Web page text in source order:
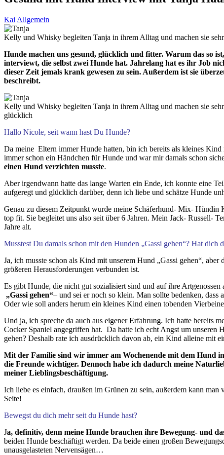
Kai Allgemein
Kelly und Whisky begleiten Tanja in ihrem Alltag und machen sie
Hunde machen uns gesund, glücklich und fitter. Warum das so
interviewt, die selbst zwei Hunde hat. Jahrelang hat es ihr Job
dieser Zeit jemals krank gewesen zu sein. Außerdem ist sie
beschreibt.
Kelly und Whisky begleiten Tanja in ihrem Alltag und machen sie sehr
glücklich
Hallo Nicole, seit wann hast Du Hunde?
Da meine Eltern immer Hunde hatten, bin ich bereits als kleines
immer schon ein Händchen für Hunde und war mir damals schon
einen Hund verzichten musste.
Aber irgendwann hatte das lange Warten ein Ende, ich konnte eine
aufgeregt und glücklich darüber, denn ich liebe und schätze Hunde
Genau zu diesem Zeitpunkt wurde meine Schäferhund- Mix- Hündin
top fit. Sie begleitet uns also seit über 6 Jahren. Mein Jack- Russell-
Jahre alt.
Musstest Du damals schon mit den Hunden „Gassi gehen“? Hat dich
Ja, ich musste schon als Kind mit unserem Hund „Gassi gehen“,
größeren Herausforderungen verbunden ist.
Es gibt Hunde, die nicht gut sozialisiert sind und auf ihre Artgenossen
„Gassi gehen“– und sei er noch so klein. Man sollte bedenken,
Oder wie soll anders herum ein kleines Kind einen tobenden
Und ja, ich spreche da auch aus eigener Erfahrung. Ich hatte bereits
Cocker Spaniel angegriffen hat. Da hatte ich echt Angst um unseren
gehen? Deshalb rate ich ausdrücklich davon ab, ein Kind alleine mit
Mit der Familie sind wir immer am Wochenende mit dem Hund
die Freunde wichtiger. Dennoch habe ich dadurch meine
meiner Lieblingsbeschäftigung.
Ich liebe es einfach, draußen im Grünen zu sein, außerdem kann
Seite!
Bewegst du dich mehr seit du Hunde hast?
Ja, definitiv, denn meine Hunde brauchen ihre Bewegung- und
beiden Hunde beschäftigt werden. Da beide einen großen
unausgelasteten Nervensägen…